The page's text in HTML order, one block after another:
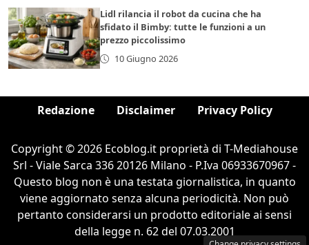
Lidl rilancia il robot da cucina che ha
sfidato il Bimby: tutte le funzioni a un
prezzo piccolissimo
10 Giugno 2026
Redazione Disclaimer Privacy Policy
Copyright © 2026 Ecoblog.it proprietà di T-Mediahouse
Srl - Viale Sarca 336 20126 Milano - P.Iva 06933670967 -
Questo blog non è una testata giornalistica, in quanto
viene aggiornato senza alcuna periodicità. Non può
pertanto considerarsi un prodotto editoriale ai sensi
della legge n. 62 del 07.03.2001